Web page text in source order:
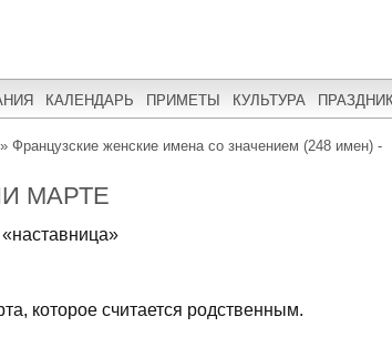
КАЛЕНДАРЬ ПРИМЕТЫ КУЛЬТУРА
» Французские женские имена со значением (248 имен) -
МАРТЕ
которое считается родственным.